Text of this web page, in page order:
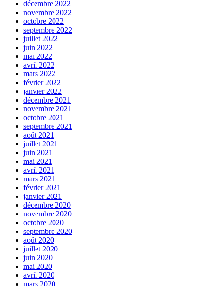
décembre 2022
novembre 2022
octobre 2022
septembre 2022
juillet 2022
juin 2022
mai 2022
avril 2022
mars 2022
février 2022
janvier 2022
décembre 2021
novembre 2021
octobre 2021
septembre 2021
août 2021
juillet 2021
juin 2021
mai 2021
avril 2021
mars 2021
février 2021
janvier 2021
décembre 2020
novembre 2020
octobre 2020
septembre 2020
août 2020
juillet 2020
juin 2020
mai 2020
avril 2020
mars 2020